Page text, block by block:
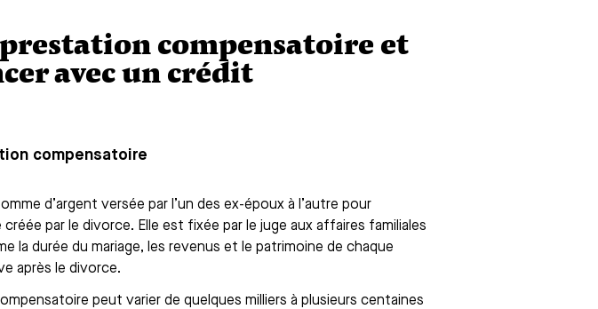
prestation compensatoire et
avec un crédit
compensatoire
d’argent versée par l’un des ex-époux à l’autre pour
par le divorce. Elle est fixée par le juge aux affaires familiales
la durée du mariage, les revenus et le patrimoine de chaque
après le divorce.
peut varier de quelques milliers à plusieurs centaines